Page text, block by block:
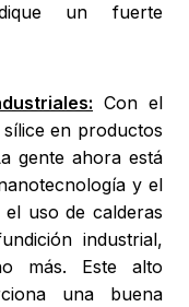
un fuerte
Con el
en productos
gente ahora está
y el
uso de calderas
industrial,
más. Este alto
una buena